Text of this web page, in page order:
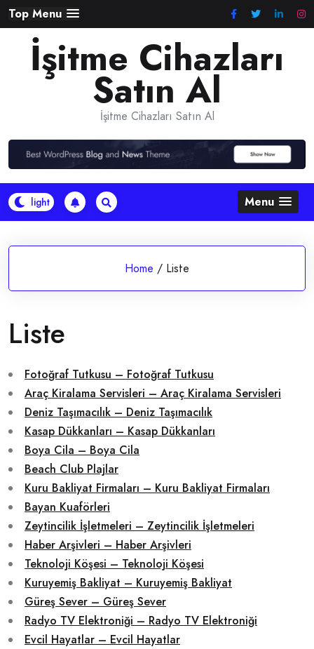
Skip
to
content
Top Menu
İşitme Cihazları
Satın Al
İşitme Cihazları Satın Al
Menu
Home / Liste
Liste
Fotoğraf Tutkusu – Fotoğraf Tutkusu
Araç Kiralama Servisleri – Araç Kiralama Servisleri
Deniz Taşımacılık – Deniz Taşımacılık
Kasap Dükkanları – Kasap Dükkanları
Boya Cila – Boya Cila
Beach Club Plajlar
Kuru Bakliyat Firmaları – Kuru Bakliyat Firmaları
Bayan Kuaförleri
Zeytincilik İşletmeleri – Zeytincilik İşletmeleri
Haber Arşivleri – Haber Arşivleri
Teknoloji Köşesi – Teknoloji Köşesi
Kuruyemiş Bakliyat – Kuruyemiş Bakliyat
Güreş Sever – Güreş Sever
Radyo TV Elektroniği – Radyo TV Elektroniği
Evcil Hayatlar – Evcil Hayatlar